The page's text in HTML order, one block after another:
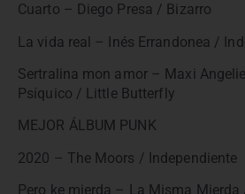
Cuarto – Diego Presa / Bizarro
La vida real – Inés Errandonea /
Sertralina mon amor – Maxi
Psíquico / Little Butterfly
MEJOR ÁLBUM PUNK
2020 – The Moors / Independiente
Pero ke mierda – La Misma